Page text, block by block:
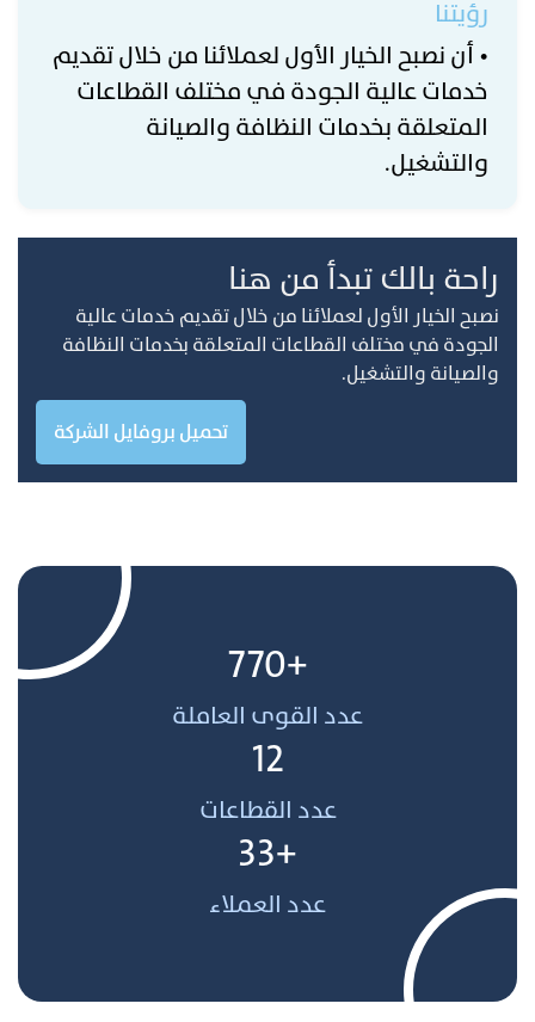
رؤيتنا
• أن نصبح الخيار الأول لعملائنا من خلال تقديم
خدمات عالية الجودة في مختلف القطاعات
المتعلقة بخدمات النظافة والصيانة
والتشغيل.
راحة بالك تبدأ من هنا
نصبح الخيار الأول لعملائنا من خلال تقديم خدمات عالية
الجودة في مختلف القطاعات المتعلقة بخدمات النظافة
والصيانة والتشغيل.
تحميل بروفايل الشركة
+770
عدد القوى العاملة
12
عدد القطاعات
+33
عدد العملاء